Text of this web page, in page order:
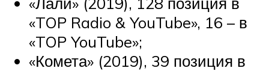
«TOP Radio & YouTube», 16 – в
«TOP YouTube»;
«Комета» (2019), 39 позиция в